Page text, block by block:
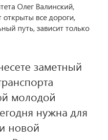
Олег Валинский,
открыты все дороги,
путь, зависит только
заметный
молодой
нужна для
новой